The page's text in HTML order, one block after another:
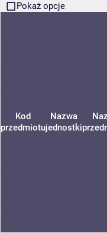
Pokaż opcje
Kod
przedmiotu
Nazwa
jednostki